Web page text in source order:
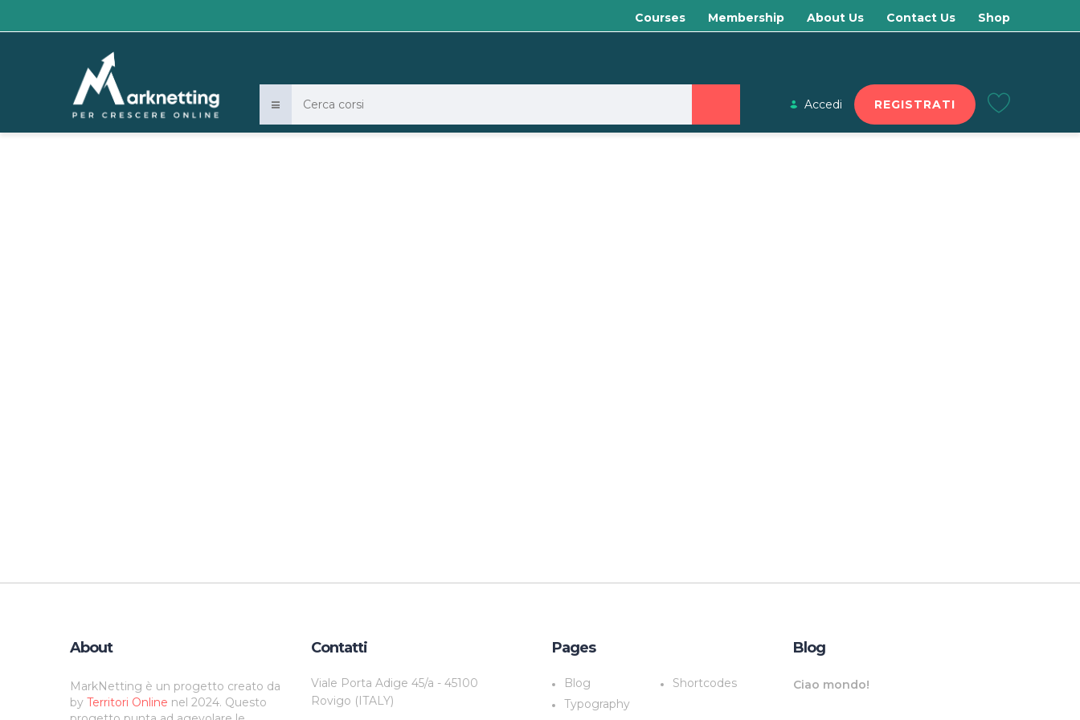
Courses Membership About Us Contact Us Shop
Accedi REGISTRATI
About
MarkNetting è un progetto creato da
by Territori Online nel 2024. Questo
Contatti
Viale Porta Adige 45/a - 45100
Rovigo (ITALY)
Pages
Blog
Shortcodes
Typography
Blog
Ciao mondo!